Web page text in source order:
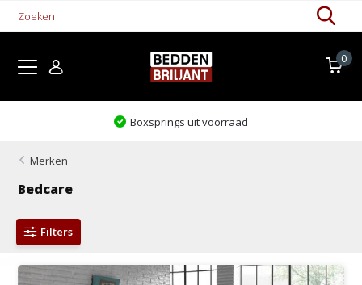
0
Boxsprings uit voorraad
Merken
Bedcare
Filters